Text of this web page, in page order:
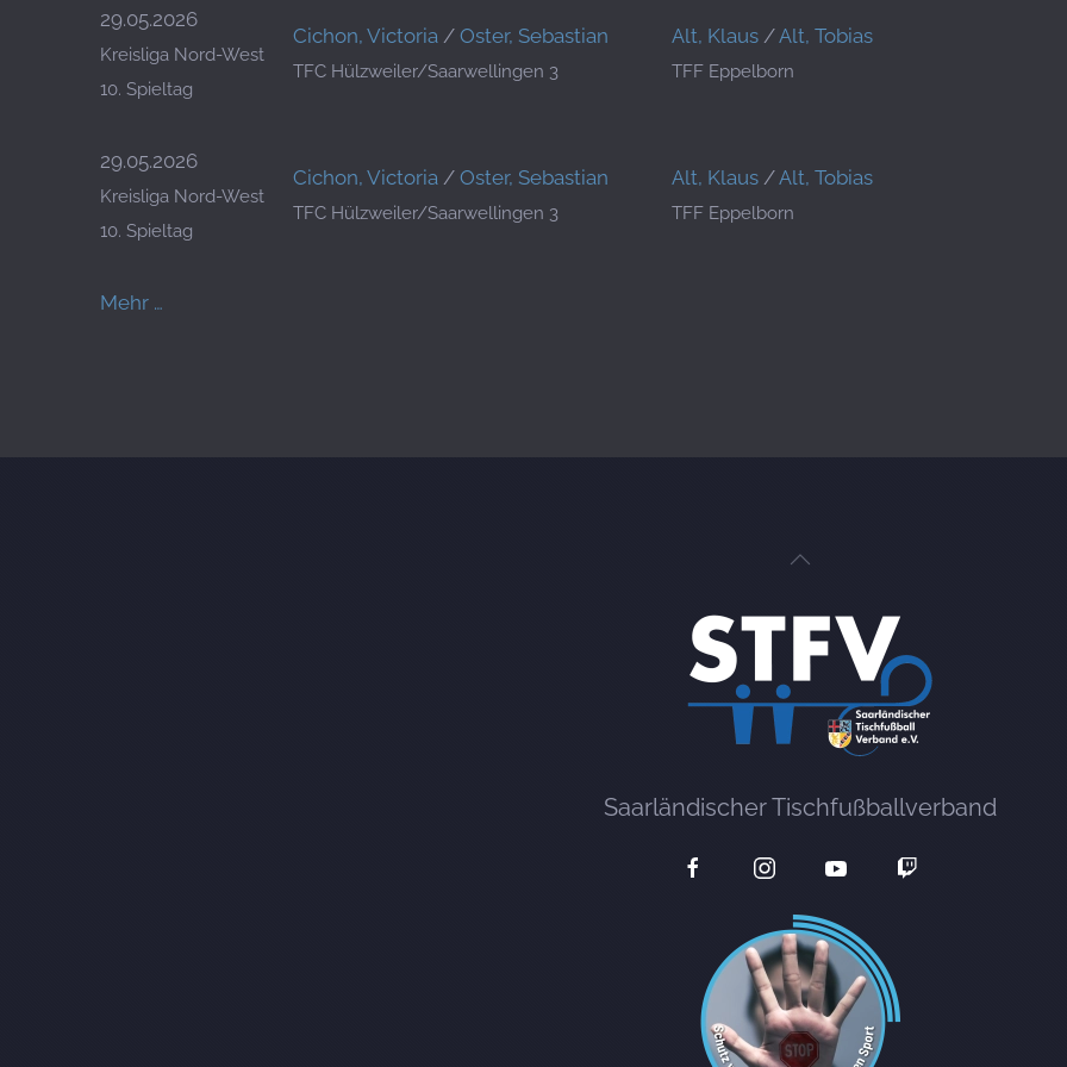
29.05.2026
Kreisliga Nord-West
10. Spieltag
Cichon, Victoria / Oster, Sebastian
TFC Hülzweiler/Saarwellingen 3
Alt, Klaus /Alt, Tobias
TFF Eppelborn
29.05.2026
Kreisliga Nord-West
10. Spieltag
Cichon, Victoria / Oster, Sebastian
TFC Hülzweiler/Saarwellingen 3
Alt, Klaus /Alt, Tobias
TFF Eppelborn
Mehr …
Saarländischer Tischfußballverband